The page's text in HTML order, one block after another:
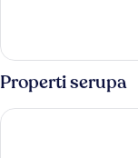
Tidur
Kamar
Single,
1
Tempat
Tidur
Properti serupa
Super 8 by Wyndham